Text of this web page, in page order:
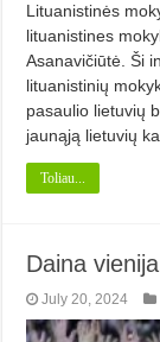
Lituanistinės
lituanistines
Asanavičiūtė. Ši
lituanistinių
pasaulio lietuvių
jaunąją lietuvių
Toliau...
Daina
July 20, 2024